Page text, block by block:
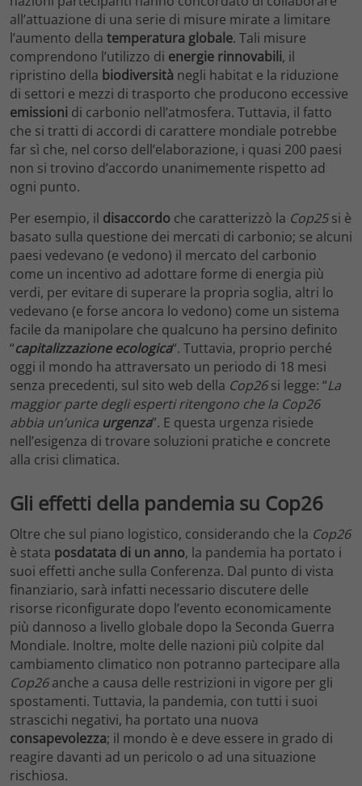
all’attuazione di una serie di misure mirate a limitare
l’aumento della temperatura globale. Tali misure
comprendono l’utilizzo di energie rinnovabili, il
ripristino della biodiversità negli habitat e la riduzione
di settori e mezzi di trasporto che producono eccessive
emissioni di carbonio nell’atmosfera. Tuttavia, il fatto
che si tratti di accordi di carattere mondiale potrebbe
far sì che, nel corso dell’elaborazione, i quasi 200 paesi
non si trovino d’accordo unanimemente rispetto ad
ogni punto.
Per esempio, il disaccordo che caratterizzò la Cop25si è
basato sulla questione dei mercati di carbonio; se alcuni
paesi vedevano (e vedono) il mercato del carbonio
come un incentivo ad adottare forme di energia più
verdi, per evitare di superare la propria soglia, altri lo
vedevano (e forse ancora lo vedono) come un sistema
facile da manipolare che qualcuno ha persino definito
“capitalizzazione ecologica“. Tuttavia, proprio perché
oggi il mondo ha attraversato un periodo di 18 mesi
senza precedenti, sul sito web della Cop26si legge: “La
maggior parte degli esperti ritengono che la Cop26
abbia un’unica urgenza”. E questa urgenza risiede
nell’esigenza di trovare soluzioni pratiche e concrete
alla crisi climatica.
Gli effetti della pandemia su Cop26
Oltre che sul piano logistico, considerando che la Cop26
è stata posdatata di un anno, la pandemia ha portato i
suoi effetti anche sulla Conferenza. Dal punto di vista
finanziario, sarà infatti necessario discutere delle
risorse riconfigurate dopo l’evento economicamente
più dannoso a livello globale dopo la Seconda Guerra
Mondiale. Inoltre, molte delle nazioni più colpite dal
cambiamento climatico non potranno partecipare alla
Cop26anche a causa delle restrizioni in vigore per gli
spostamenti. Tuttavia, la pandemia, con tutti i suoi
strascichi negativi, ha portato una nuova
consapevolezza; il mondo è e deve essere in grado di
reagire davanti ad un pericolo o ad una situazione
rischiosa.